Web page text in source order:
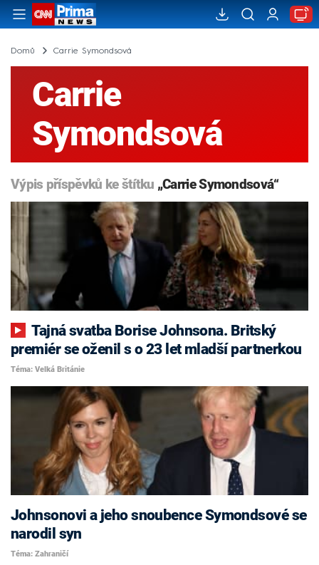
Domů Carrie Symondsová
Carrie
Symondsová
Výpis příspěvků ke štítku „Carrie Symondsová“
Tajná svatba Borise Johnsona. Britský
premiér se oženil s o 23 let mladší partnerkou
Téma: Velká Británie
Johnsonovi a jeho snoubence Symondsové se
narodil syn
Téma: Zahraničí